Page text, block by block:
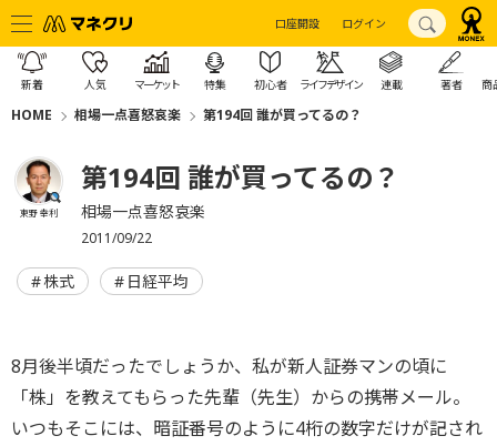
口座開設 ログイン
新着 人気 マーケット 特集 初心者 ライフデザイン 連載 著者 商
HOME 相場一点喜怒哀楽 第194回 誰が買ってるの？
東野 幸利
第194回 誰が買ってるの？
相場一点喜怒哀楽
2011/09/22
株式 日経平均
8月後半頃だったでしょうか、私が新人証券マンの頃に
「株」を教えてもらった先輩（先生）からの携帯メール。
いつもそこには、暗証番号のように4桁の数字だけが記され